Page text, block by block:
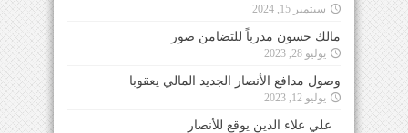
سبتمبر 15, 2024
مالك حسون مدرباً للتضامن صور
يوليو 28, 2023
وصول مدافع الأنصار الجديد المالي يعقوبا
يوليو 12, 2023
علي علاء الدين يوقع للأنصار